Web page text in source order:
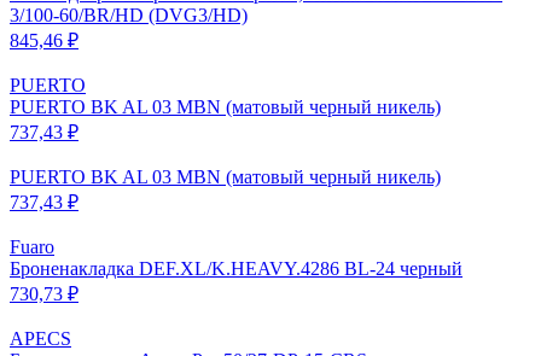
3/100-60/BR/HD (DVG3/HD)
845,46 ₽
PUERTO
PUERTO BK AL 03 MBN (матовый черный никель)
737,43 ₽
PUERTO BK AL 03 MBN (матовый черный никель)
737,43 ₽
Fuaro
Броненакладка DEF.XL/K.HEAVY.4286 BL-24 черный
730,73 ₽
APECS